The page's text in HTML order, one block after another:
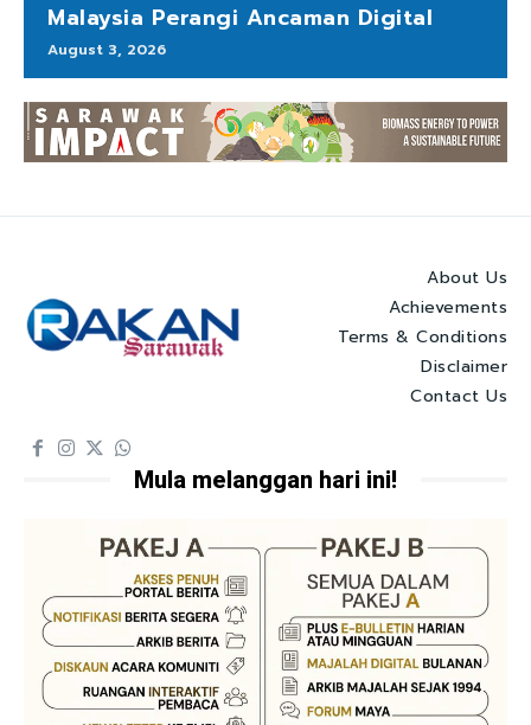
Malaysia Perangi Ancaman Digital
August 3, 2026
About Us
Achievements
Terms & Conditions
Disclaimer
Contact Us
Mula melanggan hari ini!